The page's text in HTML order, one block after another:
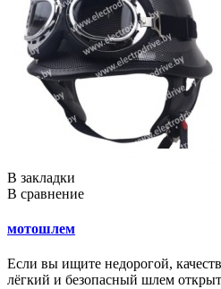
В закладки
В сравнение
мотошлем
Если вы ищите недорогой,
лёгкий и безопасный шлем